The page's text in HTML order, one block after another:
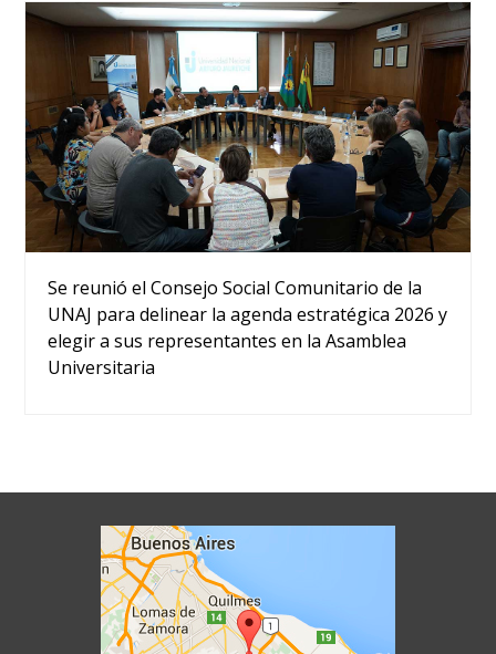
Se reunió el Consejo Social Comunitario de la
UNAJ para delinear la agenda estratégica 2026 y
elegir a sus representantes en la Asamblea
Universitaria